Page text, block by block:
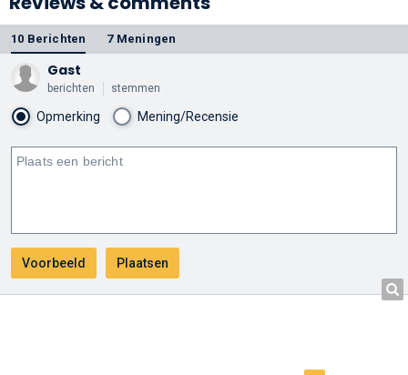
10 Berichten 7 Meningen
Gast
berichten stemmen
Opmerking Mening/Recensie